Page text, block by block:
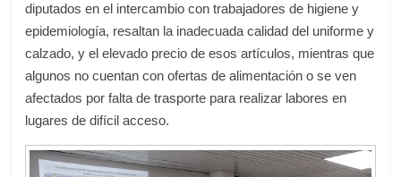
diputados en el intercambio con trabajadores de higiene y
epidemiología, resaltan la inadecuada calidad del uniforme y
calzado, y el elevado precio de esos artículos, mientras que
algunos no cuentan con ofertas de alimentación o se ven
afectados por falta de trasporte para realizar labores en
lugares de difícil acceso.